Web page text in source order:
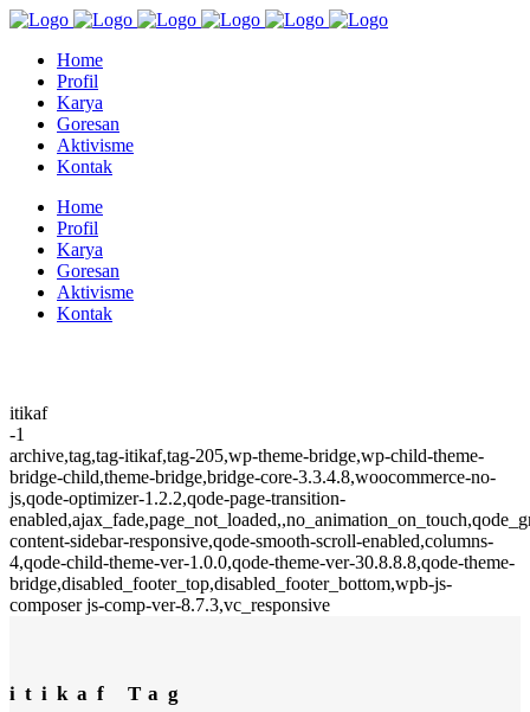
Home
Profil
Karya
Goresan
Aktivisme
Kontak
Home
Profil
Karya
Goresan
Aktivisme
Kontak
itikaf
-1
archive,tag,tag-itikaf,tag-205,wp-theme-bridge,wp-child-theme-
bridge-child,theme-bridge,bridge-core-3.3.4.8,woocommerce-no-
js,qode-optimizer-1.2.2,qode-page-transition-
content-sidebar-responsive,qode-smooth-scroll-enabled,columns-
4,qode-child-theme-ver-1.0.0,qode-theme-ver-30.8.8.8,qode-theme-
bridge,disabled_footer_top,disabled_footer_bottom,wpb-js-
composer js-comp-ver-8.7.3,vc_responsive
itikaf Tag